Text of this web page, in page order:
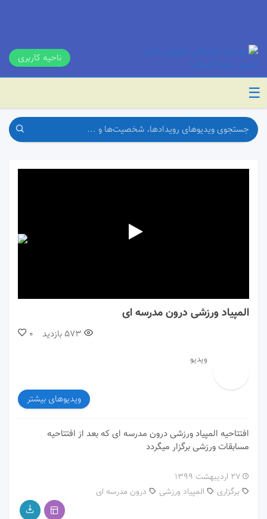
ناحیه کاربری
☰
المپیاد ورزشی درون مدرسه ای
0 573 بازدید
ویدیو
ویدیوهای بیشتر
افتتاحیه المپیاد ورزشی درون مدرسه ای که بعد از افتتاحیه
مسابقات ورزشی برگزار میگردد
۲۷ اردیبهشت ۱۳۹۹
المپیاد ورزشی
برگزاری درون مدرسه ای